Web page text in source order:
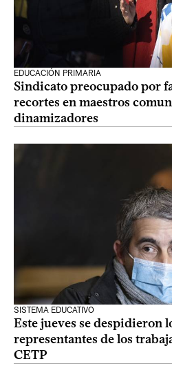
EDUCACIÓN PRIMARIA
Sindicato preocupado por
recortes en maestros
dinamizadores
SISTEMA EDUCATIVO
Este jueves se despidieron
representantes de los
CETP